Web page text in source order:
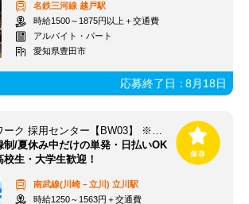
名鉄三河線 越戸駅
時給1500～1875円以上＋交通費
アルバイト・パート
愛知県豊田市
応募終了日：8月18日
株式会社ビッグワーク 採用センター【BW03】 ※立川エリア
制/夏休み中だけの単発・日払いOK
生・大学生歓迎！
南武線(川崎－立川) 立川駅
時給1250～1563円＋交通費